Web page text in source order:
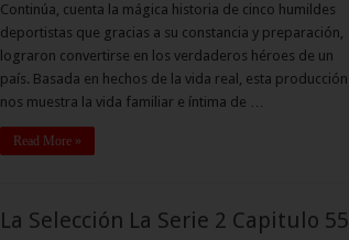
Continúa, cuenta la mágica historia de cinco humildes
deportistas que gracias a su constancia y preparación,
lograron convertirse en los verdaderos héroes de un
país. Basada en hechos de la vida real, esta producción
nos muestra la vida familiar e íntima de …
Read More »
La Selección La Serie 2 Capitulo 55